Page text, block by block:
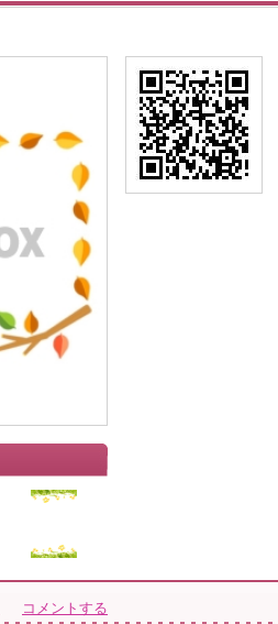
コメントする